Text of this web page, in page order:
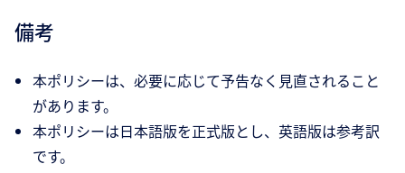
備考
本ポリシーは、必要に応じて予告なく見直されること
があります。
本ポリシーは日本語版を正式版とし、英語版は参考訳
です。